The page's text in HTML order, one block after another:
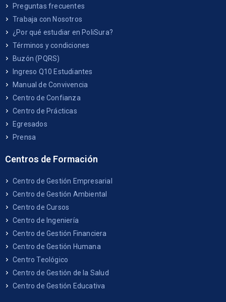
Preguntas frecuentes
Trabaja con Nosotros
¿Por qué estudiar en PoliSura?
Términos y condiciones
Buzón (PQRS)
Ingreso Q10 Estudiantes
Manual de Convivencia
Centro de Confianza
Centro de Prácticas
Egresados
Prensa
Centros de Formación
Centro de Gestión Empresarial
Centro de Gestión Ambiental
Centro de Cursos
Centro de Ingeniería
Centro de Gestión Financiera
Centro de Gestión Humana
Centro Teológico
Centro de Gestión de la Salud
Centro de Gestión Educativa